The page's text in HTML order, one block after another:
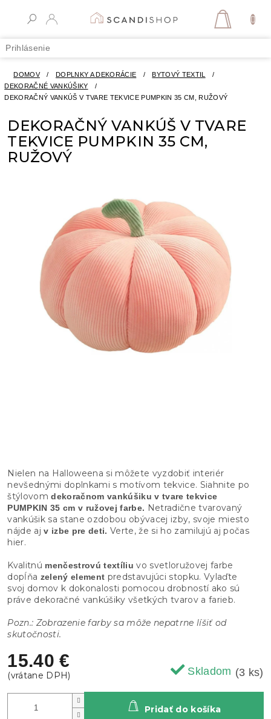
Prihlásenie
DOMOV / DOPLNKY A DEKORÁCIE / BYTOVÝ TEXTIL
/
DEKORAČNÉ VANKÚŠIKY
/
DEKORAČNÝ VANKÚŠ V TVARE TEKVICE PUMPKIN 35 CM, RUŽOVÝ
DEKORAČNÝ VANKÚŠ V TVARE
TEKVICE PUMPKIN 35 CM,
RUŽOVÝ
15.40 €
Skladom (3 ks)
Pridať do košíka
Nielen na Halloweena si môžete vyzdobiť interiér
nevšednými doplnkami s motívom tekvice. Siahnite po
štýlovomdekoračnom vankúšiku v tvare tekvice
PUMPKIN 35 cm v ružovej farbe. Netradične tvarovaný
vankúšik sa stane ozdobou obývacej izby, svoje miesto
nájde ajv izbe pre deti. Verte, že si ho zamilujú aj počas
hier.
Kvalitnú menčestrovú textíliu vo svetloružovej farbe
dopĺňa zelený element predstavujúci stopku. Vylaďte
svoj domov k dokonalosti pomocou drobností ako sú
práve dekoračné vankúšiky všetkých tvarov a farieb.
Pozn.: Zobrazenie farby sa môže nepatrne líšiť od
skutočnosti.